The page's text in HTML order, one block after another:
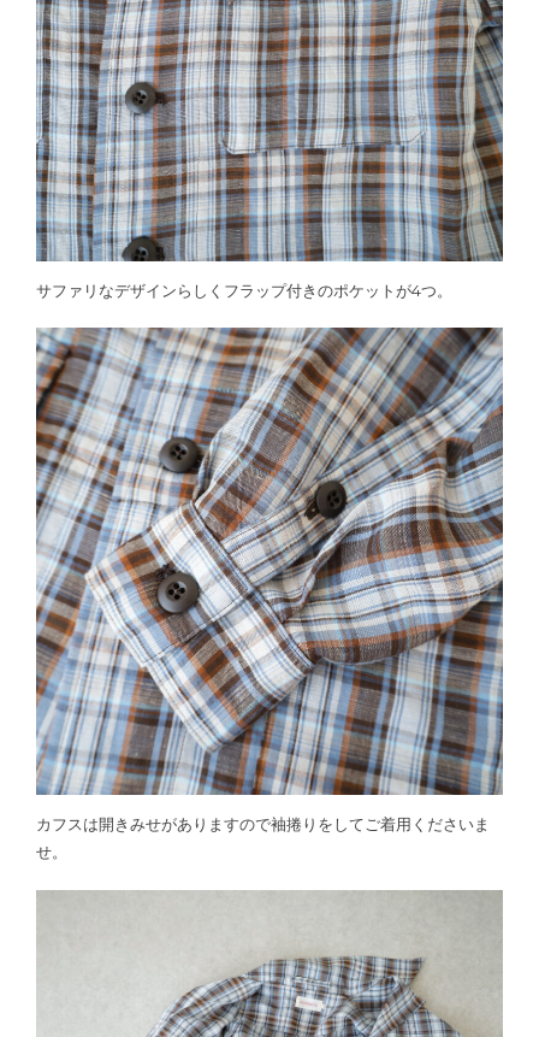
サファリなデザインらしくフラップ付きのポケットが4つ。
カフスは開きみせがありますので袖捲りをしてご着用くださいま
せ。